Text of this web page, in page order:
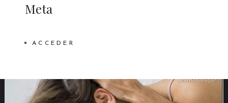
Meta
ACCEDER